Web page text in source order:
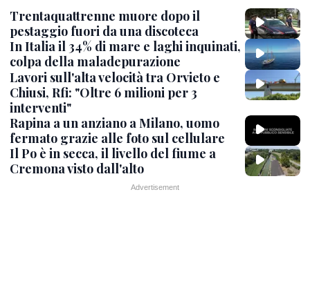
Trentaquattrenne muore dopo il
pestaggio fuori da una discoteca
In Italia il 34% di mare e laghi inquinati,
colpa della maladepurazione
Lavori sull'alta velocità tra Orvieto e
Chiusi, Rfi: "Oltre 6 milioni per 3
interventi"
Rapina a un anziano a Milano, uomo
fermato grazie alle foto sul cellulare
Il Po è in secca, il livello del fiume a
Cremona visto dall'alto